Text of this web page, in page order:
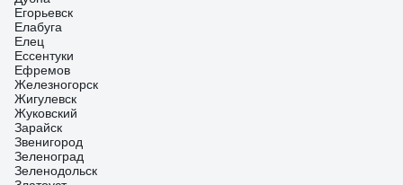
Егорьевск
Елабуга
Елец
Ессентуки
Ефремов
Железногорск
Жигулевск
Жуковский
Зарайск
Звенигород
Зеленоград
Зеленодольск